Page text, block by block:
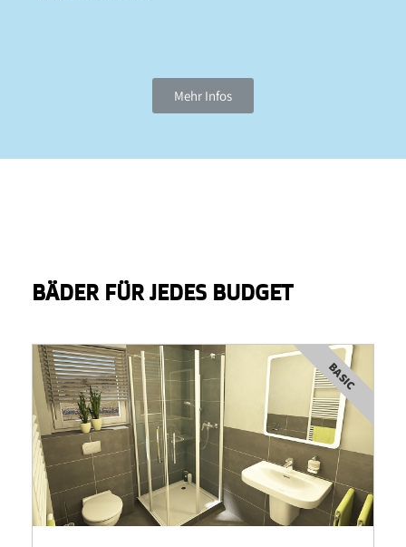
Mehr Infos
BÄDER FÜR JEDES BUDGET
BASIC